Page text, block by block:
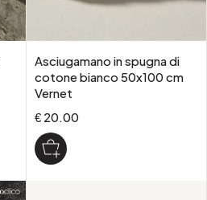
Asciugamano in spugna di
cotone bianco 50x100 cm
Vernet
€ 20.00